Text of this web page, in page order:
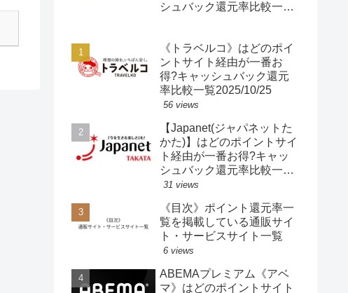
シュバック還元率比較一覧
《トラベルコ》はどのポイ
ントサイト経由が一番お
得?キャッシュバック還元
率比較一覧2025/10/25
56 views
【Japanet(ジャパネットた
かた)】はどのポイントサイ
ト経由が一番お得?キャッ
シュバック還元率比較一覧
2025/10/25
31 views
《目次》ポイント還元率一
覧を掲載している通販サイ
ト・サービスサイト一覧
6 views
ABEMAプレミアム《アベ
マ》はどのポイントサイト